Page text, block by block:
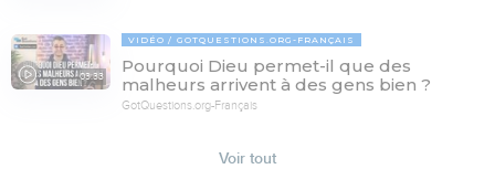
03:33
VIDÉO GOTQUESTIONS.ORG-FRANÇAIS
Pourquoi Dieu permet-il que des
malheurs arrivent à des gens bien ?
GotQuestions.org-Français
Voir tout